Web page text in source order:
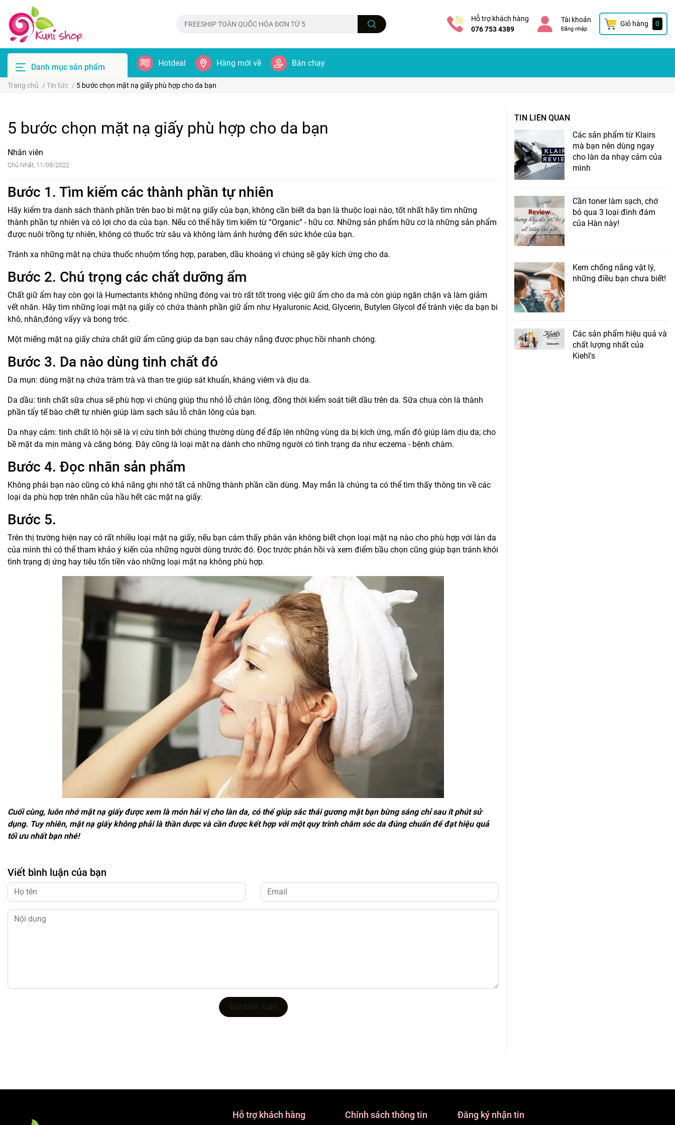
Hỗ trợ khách hàng
076 753 4389
Tài khoản
Đăng nhập
Giỏ hàng 0
Danh mục sản phẩm Hotdeal Hàng mới về Bán chạy
Trang chủ / Tin tức / 5 bước chọn mặt nạ giấy phù hợp cho da bạn
5 bước chọn mặt nạ giấy phù hợp cho da bạn
Nhân viên
Chủ Nhật, 11/09/2022
Bước 1. Tìm kiếm các thành phần tự nhiên
Hãy kiểm tra danh sách thành phần trên bao bì mặt nạ giấy của bạn, không cần biết da bạn là thuộc loại nào, tốt nhất hãy tìm những
thành phần tự nhiên và có lợi cho da của bạn. Nếu có thể hãy tìm kiếm từ “Organic” - hữu cơ. Những sản phẩm hữu cơ là những sản phẩm
được nuôi trồng tự nhiên, không có thuốc trừ sâu và không làm ảnh hưởng đến sức khỏe của bạn.
Tránh xa những mặt nạ chứa thuốc nhuộm tổng hợp, paraben, dầu khoáng vì chúng sẽ gây kích ứng cho da.
Bước 2. Chú trọng các chất dưỡng ẩm
Chất giữ ẩm hay còn gọi là Humectants không những đóng vai trò rất tốt trong việc giữ ẩm cho da mà còn giúp ngăn chặn và làm giảm
vết nhăn. Hãy tìm những loại mặt nạ giấy có chứa thành phần giữ ẩm như Hyaluronic Acid, Glycerin, Butylen Glycol để tránh việc da bạn bi
khô, nhăn,đóng vẩyy và bong tróc.
Một miếng mặt nạ giấy chứa chất giữ ẩm cũng giúp da bạn sau cháy nắng được phục hồi nhanh chóng.
Bước 3. Da nào dùng tinh chất đó
Da mụn: dùng mặt nạ chứa tràm trà và than tre giúp sát khuẩn, kháng viêm và dịu da.
Da dầu: tinh chất sữa chua sẽ phù hợp vì chúng giúp thu nhỏ lỗ chân lông, đồng thời kiểm soát tiết dầu trên da. Sữa chua còn là thành
phần tẩy tế bào chết tự nhiên giúp làm sạch sâu lỗ chân lông của bạn.
Da nhạy cảm: tinh chất lô hội sẽ là vị cứu tính bởi chúng thường dùng để đấp lên những vùng da bị kích ứng, mẩn đỏ giúp làm dịu da; cho
bề mặt da mịn màng và căng bóng. Đây cũng là loại mặt nạ dành cho những người có tình trạng da như eczema - bệnh chàm.
Bước 4. Đọc nhãn sản phẩm
Không phải bạn nào cũng có khả năng ghi nhớ tất cả những thành phần cần dùng. May mắn là chúng ta có thể tìm thấy thông tin về các
loại da phù hợp trên nhãn của hầu hết các mặt nạ giấy.
Bước 5.
Trên thị trường hiện nay có rất nhiều loại mặt nạ giấy, nếu bạn cảm thấy phân vân không biết chọn loại mặt nạ nào cho phù hợp với làn da
của mình thì có thể tham khảo ý kiến của những người dùng trước đó. Đọc trước phản hồi và xem điểm bầu chọn cũng giúp bạn tránh khỏi
tình trạng dị ứng hay tiêu tốn tiền vào những loại mặt nạ không phù hợp.
Cuối cùng, luôn nhớmặt nạ giấyđược xem là món hải vị cho làn da, có thể giúp sắc thái gương mặt bạn bừng sáng chỉ sau ít phút sử
dụng. Tuy nhiên, mặt nạ giấy không phải là thần dược và cần được kết hợp với một quy trình chăm sóc da đúng chuẩn để đạt hiệu quả
tối ưu nhất bạn nhé!
Viết bình luận của bạn
Gửi bình luận
TIN LIÊN QUAN
Các sản phẩm từ Klairs
mà bạn nên dùng ngay
cho làn da nhạy cảm của
mình
Cần toner làm sạch, chớ
bỏ qua 3 loại đình đám
của Hàn này!
Kem chống nắng vật lý,
những điều bạn chưa biết!
Các sản phẩm hiệu quả và
chất lượng nhất của
Kiehl's
Hỗ trợ khách hàng Chính sách thông tin Đăng ký nhận tin